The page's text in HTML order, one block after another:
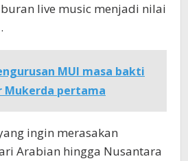
live music menjadi nilai
MUI masa bakti
Mukerda pertama
ingin merasakan
Arabian hingga Nusantara